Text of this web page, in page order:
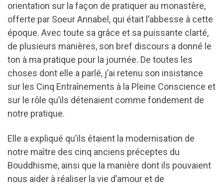
orientation sur la façon de pratiquer au monastère,
offerte par Soeur Annabel, qui était l’abbesse à cette
époque. Avec toute sa grâce et sa puissante clarté,
de plusieurs manières, son bref discours a donné le
ton à ma pratique pour la journée. De toutes les
choses dont elle a parlé, j’ai retenu son insistance
sur les Cinq Entraînements à la Pleine Conscience et
sur le rôle qu’ils détenaient comme fondement de
notre pratique.
Elle a expliqué qu’ils étaient la modernisation de
notre maître des cinq anciens préceptes du
Bouddhisme, ainsi que la manière dont ils pouvaient
nous aider à réaliser la vie d’amour et de